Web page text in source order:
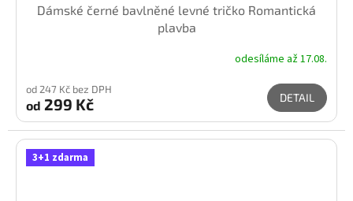
Dámské černé bavlněné levné tričko Romantická
plavba
odesíláme až 17.08.
od 247 Kč bez DPH
od 299 Kč DETAIL
3+1 zdarma